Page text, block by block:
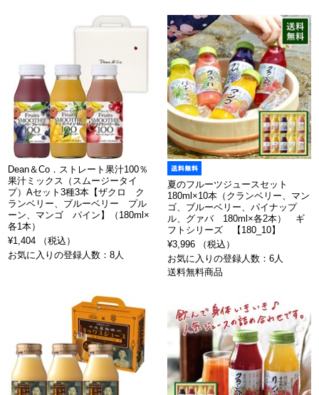
Dean＆Co．ストレート果汁100％
果汁ミックス（スムージータイ
プ）Aセット3種3本【ザクロ ク
ランベリー、ブルーベリー プル
ーン、マンゴ パイン】（180ml×
各1本）
¥1,404 （税込）
お気に入りの登録人数：8人
夏のフルーツジュースセット
180ml×10本（クランベリー、マン
ゴ、ブルーベリー、パイナップ
ル、グァバ 180ml×各2本） ギ
フトシリーズ 【180_10】
¥3,996 （税込）
お気に入りの登録人数：6人
送料無料商品